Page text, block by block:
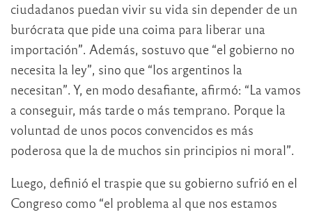
ciudadanos puedan vivir su vida sin depender de un
burócrata que pide una coima para liberar una
importación”. Además, sostuvo que “el gobierno no
necesita la ley”, sino que “los argentinos la
necesitan”. Y, en modo desafiante, afirmó: “La vamos
a conseguir, más tarde o más temprano. Porque la
voluntad de unos pocos convencidos es más
poderosa que la de muchos sin principios ni moral”.
Luego, definió el traspie que su gobierno sufrió en el
Congreso como “el problema al que nos estamos